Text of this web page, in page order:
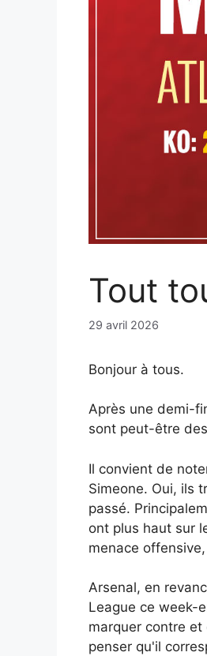
Tout
29 avril 2026
Bonjour à tous.
Après une demi-
sont peut-être
Il convient de
Simeone. Oui, ils
passé.
ont plus haut sur
menace
Arsenal, en
League ce week-
marquer contre
penser qu'il